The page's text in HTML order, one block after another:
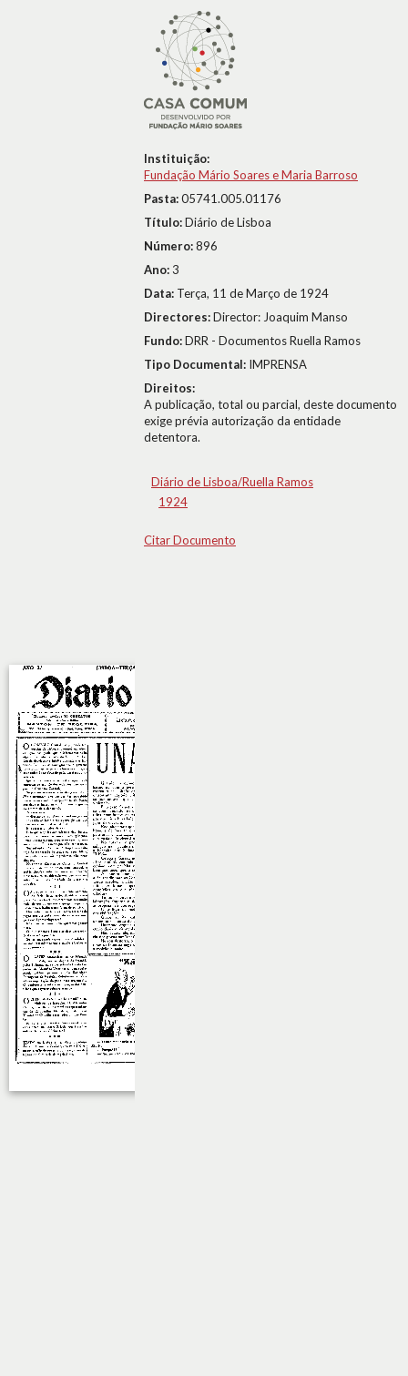
Instituição:
Fundação Mário Soares e Maria Barroso
Pasta:05741.005.01176
Título:Diário de Lisboa
Número:896
Ano:3
Data: Terça, 11 de Março de 1924
Directores:Director: Joaquim Manso
Fundo:DRR - Documentos Ruella Ramos
Tipo Documental: IMPRENSA
Direitos:
A publicação, total ou parcial, deste documento
exige prévia autorização da entidade
detentora.
Diário de Lisboa/Ruella Ramos
1924
Citar Documento